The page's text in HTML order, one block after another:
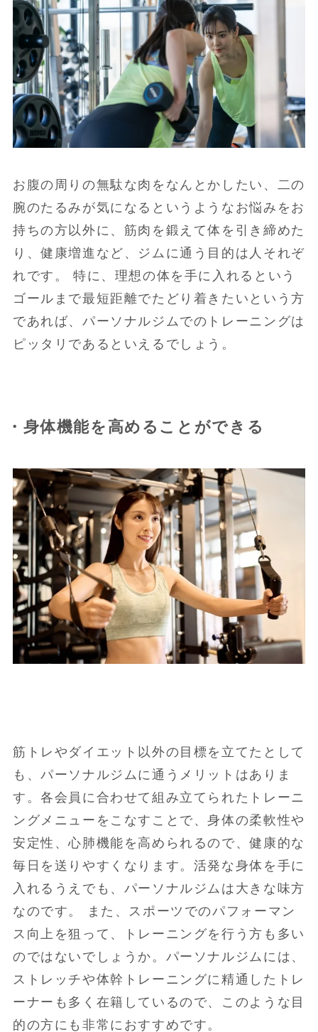
お腹の周りの無駄な肉をなんとかしたい、二の
腕のたるみが気になるというようなお悩みをお
持ちの方以外に、筋肉を鍛えて体を引き締めた
り、健康増進など、ジムに通う目的は人それぞ
れです。 特に、理想の体を手に入れるという
ゴールまで最短距離でたどり着きたいという方
であれば、パーソナルジムでのトレーニングは
ピッタリであるといえるでしょう。
・身体機能を高めることができる
筋トレやダイエット以外の目標を立てたとして
も、パーソナルジムに通うメリットはありま
す。各会員に合わせて組み立てられたトレーニ
ングメニューをこなすことで、身体の柔軟性や
安定性、心肺機能を高められるので、健康的な
毎日を送りやすくなります。活発な身体を手に
入れるうえでも、パーソナルジムは大きな味方
なのです。 また、スポーツでのパフォーマン
ス向上を狙って、トレーニングを行う方も多い
のではないでしょうか。パーソナルジムには、
ストレッチや体幹トレーニングに精通したトレ
ーナーも多く在籍しているので、このような目
的の方にも非常におすすめです。